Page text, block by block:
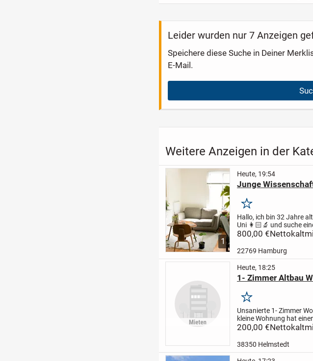
Leider wurden nur 7 Anzeigen
Speichere diese Suche in Deiner
E-Mail.
Weitere Anzeigen in der
1
Heute, 19:54
Junge
Merken
Hallo, ich bin 32 Jahre
Uni 👩🏻‍🔬 und suche
wohnen kann mit einem
800,00 €
22769 Hamburg
Heute, 18:25
1- Zimmer Altbau
Merken
Unsanierte 1- Zimmer
kleine Wohnung hat
sicherlich auch im
200,00 €
38350 Helmstedt